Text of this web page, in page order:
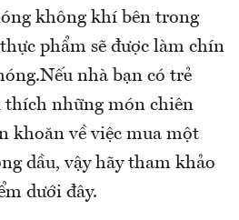
không khí bên trong
phẩm sẽ được làm chín
nhà bạn có trẻ
thích những món chiên
khoăn về việc mua một
dầu, vậy hãy tham khảo
dưới đây.